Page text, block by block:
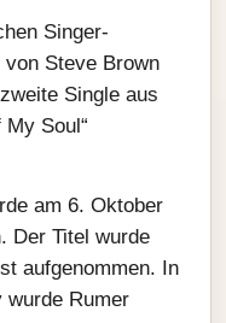
Singer-
Steve Brown
Single aus
Soul“
am 6. Oktober
Der Titel wurde
aufgenommen. In
wurde Rumer